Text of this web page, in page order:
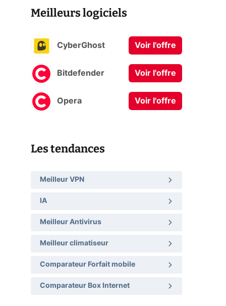
Meilleurs logiciels
CyberGhost Voir l'offre
Bitdefender Voir l'offre
Opera Voir l'offre
Les tendances
Meilleur VPN
IA
Meilleur Antivirus
Meilleur climatiseur
Comparateur Forfait mobile
Comparateur Box Internet